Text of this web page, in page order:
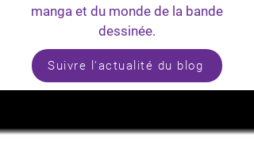
manga et du monde de la bande
dessinée.
Suivre l'actualité du blog